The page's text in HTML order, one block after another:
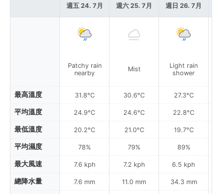
最高溫度
平均溫度
最低溫度
平均濕度
最大風速
總降水量
週五 24. 7月
Patchy rain
nearby
31.8°C
24.9°C
20.2°C
78%
7.6 kph
7.6 mm
週六 25. 7月
Mist
30.6°C
24.6°C
21.0°C
79%
7.2 kph
11.0 mm
週日 26. 7月
Light rain
shower
27.3°C
22.8°C
19.7°C
89%
6.5 kph
34.3 mm